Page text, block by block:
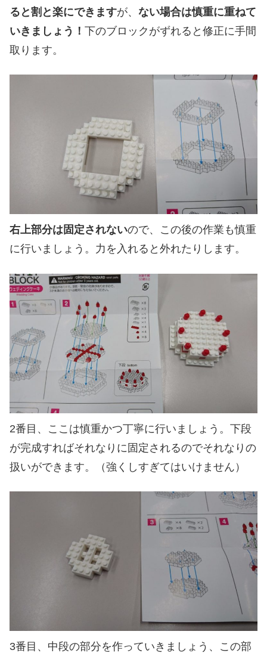
ると割と楽にできますが、 ない場合は慎重に重ねて
いきましょう！ 下のブロックがずれると修正に手間
取ります。
右上部分は固定されないので、この後の作業も慎重
に行いましょう。力を入れると外れたりします。
2番目、ここは慎重かつ丁寧に行いましょう。下段
が完成すればそれなりに固定されるのでそれなりの
扱いができます。（強くしすぎてはいけません）
3番目、中段の部分を作っていきましょう、この部